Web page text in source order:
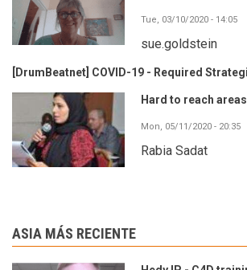
Tue, 03/10/2020 - 14:05
sue.goldstein
[DrumBeatnet] COVID-19 - Required
Hard to reach areas
Mon, 05/11/2020 - 20:35
Rabia Sadat
ASIA MÁS RECIENTE